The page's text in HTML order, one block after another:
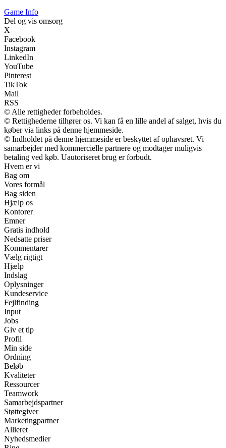
Game Info
Del og vis omsorg
X
Facebook
Instagram
LinkedIn
YouTube
Pinterest
TikTok
Mail
RSS
© Alle rettigheder forbeholdes.
© Rettighederne tilhører os. Vi kan få en lille andel af salget, hvis du
køber via links på denne hjemmeside.
© Indholdet på denne hjemmeside er beskyttet af ophavsret. Vi
samarbejder med kommercielle partnere og modtager muligvis
betaling ved køb. Uautoriseret brug er forbudt.
Hvem er vi
Bag om
Vores formål
Bag siden
Hjælp os
Kontorer
Emner
Gratis indhold
Nedsatte priser
Kommentarer
Vælg rigtigt
Hjælp
Indslag
Oplysninger
Kundeservice
Fejlfinding
Input
Jobs
Giv et tip
Profil
Min side
Ordning
Beløb
Kvaliteter
Ressourcer
Teamwork
Samarbejdspartner
Støttegiver
Marketingpartner
Allieret
Nyhedsmedier